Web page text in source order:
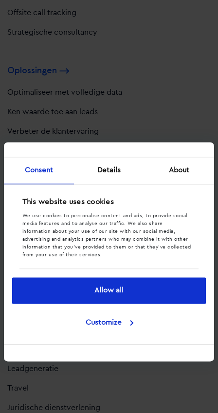
Consent Details About
This website uses cookies
We use cookies to personalise content and ads, to provide social
media features and to analyse our traffic. We also share
information about your use of our site with our social media,
advertising and analytics partners who may combine it with other
information that you’ve provided to them or that they’ve collected
from your use of their services.
Allow all
Customize
Offsite call tracking
Strategische consultancy
Oplossingen
Optimaliseer met volledige data
Ken waarde toe aan leads
Verbeter de klantervaring
Optimaliseer sales gesprekken
Pakketten
Branches
Leadgeneratie
Travel
Juridische dienstverlening